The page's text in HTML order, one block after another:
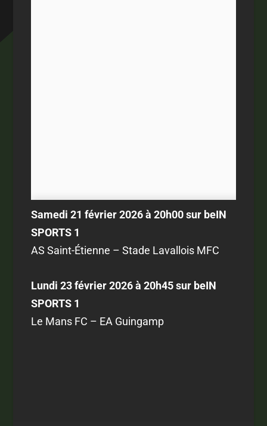
Samedi 21 février 2026 à 20h00 sur beIN
SPORTS 1
AS Saint-Étienne – Stade Lavallois MFC
Lundi 23 février 2026 à 20h45 sur beIN
SPORTS 1
Le Mans FC – EA Guingamp